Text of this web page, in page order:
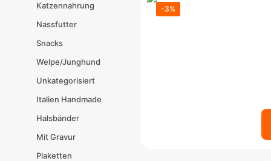
Katzennahrung
Nassfutter
Snacks
Welpe/Junghund
Unkategorisiert
Italien Handmade
Halsbänder
Mit Gravur
Plaketten
-3%